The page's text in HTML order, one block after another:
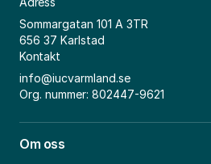
Sommargatan 101 A 3TR
656 37 Karlstad
Kontakt
info@iucvarmland.se
Org. nummer: 802447-9621
Om oss